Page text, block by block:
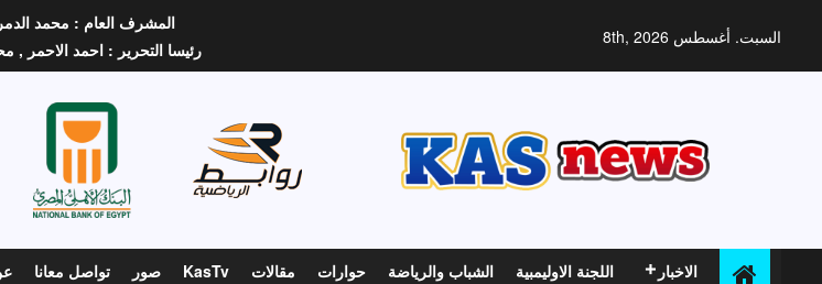
السبت. أغسطس 8th, 2026
المشرف العام : محمد
رئيسا التحرير : احمد الاحمر ,
الاخبار اللجنة الاوليمبية الشباب والرياضة حوارات مقالات KasTv صور تواصل معانا